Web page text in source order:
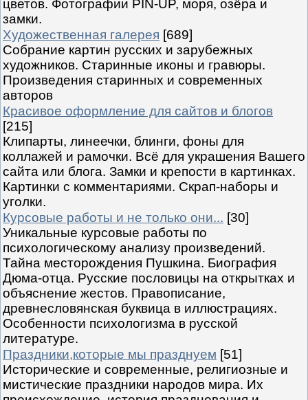
цветов. Фотографии PIN-UP, моря, озёра и
замки.
Художественная галерея [689]
Собрание картин русских и зарубежных
художников. Старинные иконы и гравюры.
Произведения старинных и современных
авторов
Красивое оформление для сайтов и блогов
[215]
Клипарты, линеечки, блинги, фоны для
коллажей и рамочки. Всё для украшения Вашего
сайта или блога. Замки и крепости в картинках.
Картинки с комментариями. Скрап-наборы и
уголки.
Курсовые работы и не только они... [30]
Уникальные курсовые работы по
психологическому анализу произведений.
Тайна месторождения Пушкина. Биография
Дюма-отца. Русские пословицы на открытках и
объяснение жестов. Правописание,
древнесловянская буквица в иллюстрациях.
Особенности психологизма в русской
литературе.
Праздники,которые мы празднуем [51]
Исторические и современные, религиозные и
мистические праздники народов мира. Их